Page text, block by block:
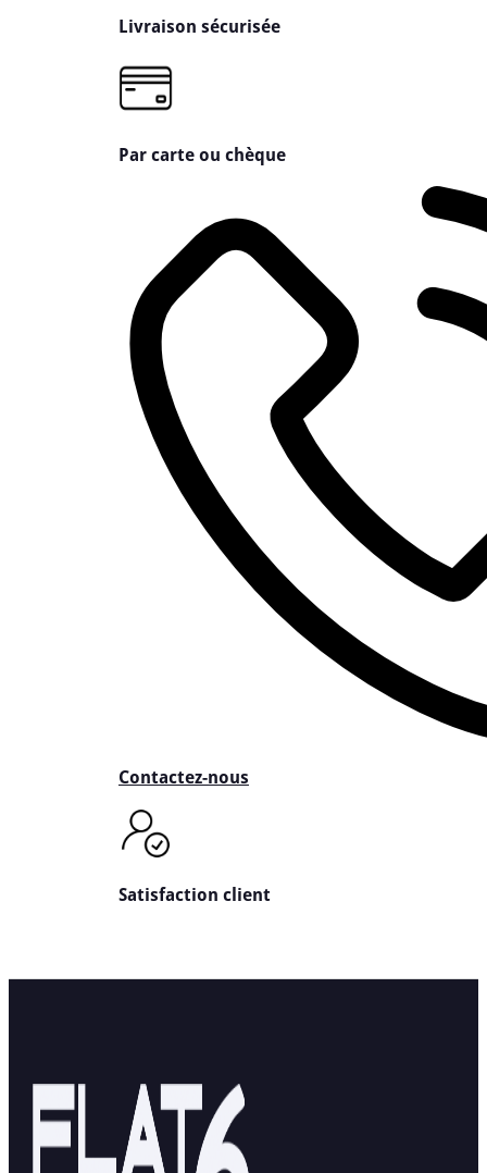
Livraison sécurisée
Par carte ou chèque
Contactez-nous
Satisfaction client